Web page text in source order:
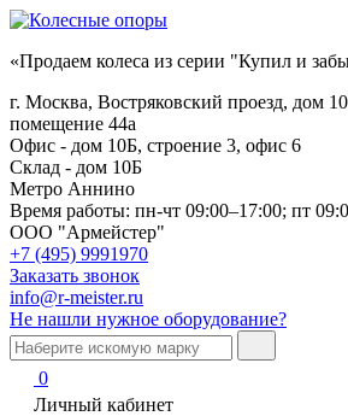
«Продаем колеса из серии "Купил и
г. Москва, Востряковский проезд, дом
помещение 44а
Офис - дом 10Б, строение 3, офис 6
Склад - дом 10Б
Метро Аннино
Время работы: пн-чт 09:00–17:00; пт
ООО "Армейстер"
+7 (495) 9991970
Заказать звонок
info@r-meister.ru
Не нашли нужное оборудование?
0
Личный кабинет